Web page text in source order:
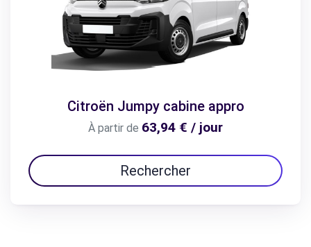
Citroën Jumpy cabine appro
À partir de 63,94 € / jour
Rechercher